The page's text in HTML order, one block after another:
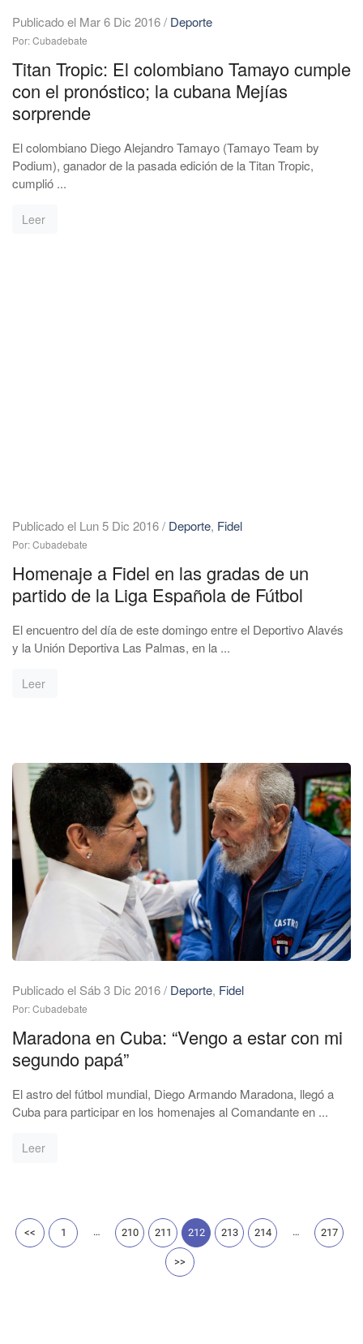
Publicado el Mar 6 Dic 2016/ Deporte
Por: Cubadebate
Titan Tropic: El colombiano Tamayo cumple
con el pronóstico; la cubana Mejías
sorprende
El colombiano Diego Alejandro Tamayo (Tamayo Team by
Podium), ganador de la pasada edición de la Titan Tropic,
cumplió ...
Leer
Publicado el Lun 5 Dic 2016/ Deporte, Fidel
Por: Cubadebate
Homenaje a Fidel en las gradas de un
partido de la Liga Española de Fútbol
El encuentro del día de este domingo entre el Deportivo Alavés
y la Unión Deportiva Las Palmas, en la ...
Leer
Publicado el Sáb 3 Dic 2016/ Deporte, Fidel
Por: Cubadebate
Maradona en Cuba: “Vengo a estar con mi
segundo papá”
El astro del fútbol mundial, Diego Armando Maradona, llegó a
Cuba para participar en los homenajes al Comandante en ...
Leer
<< 1 … 210 211 212 213 214 … 217
>>